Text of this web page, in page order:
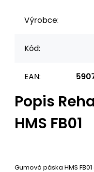
Výrobce:
Kód:
EAN:
Popis
HMS FB01
Gumová páska HMS